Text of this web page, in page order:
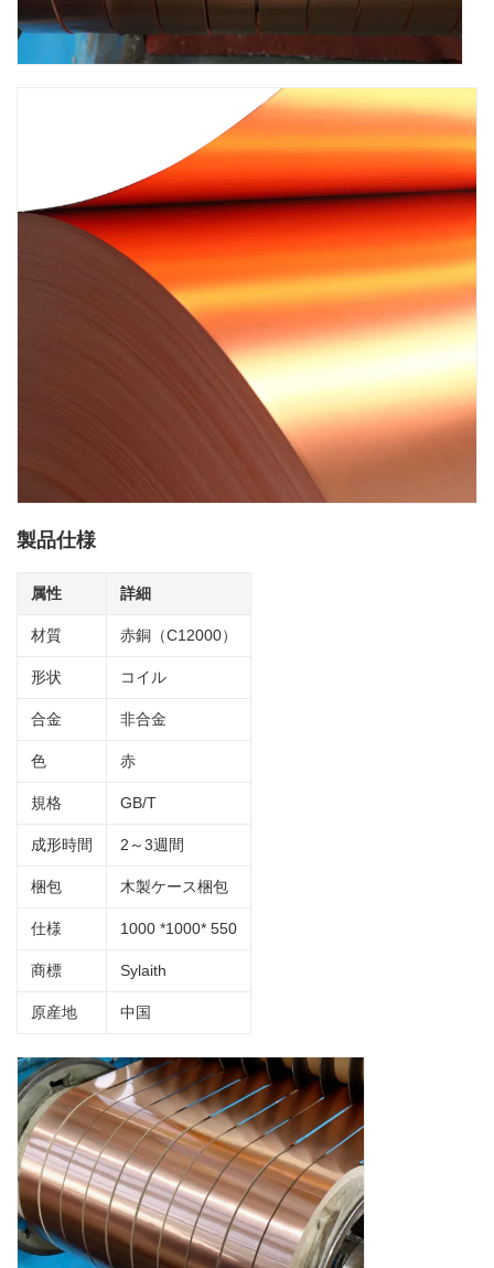
製品仕様
属性 詳細
材質 赤銅（C12000）
形状 コイル
合金 非合金
色 赤
規格 GB/T
成形時間 2～3週間
梱包 木製ケース梱包
仕様 1000 *1000* 550
商標 Sylaith
原産地 中国